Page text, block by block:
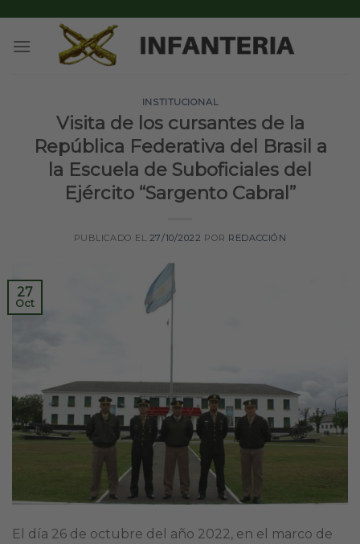
content
INSTITUCIONAL
Visita de los cursantes de la
República Federativa del Brasil a
la Escuela de Suboficiales del
Ejército “Sargento Cabral”
PUBLICADO EL 27/10/2022 POR REDACCIÓN
27
Oct
El día 26 de octubre del año 2022, en el marco de